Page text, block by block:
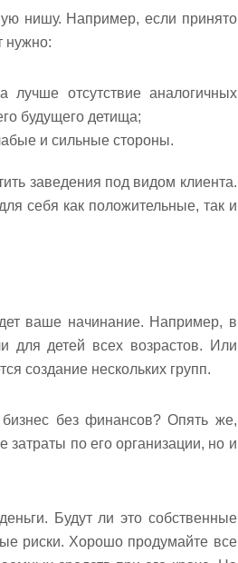
нишу. Например, если принято
нужно:
лучше отсутствие аналогичных
будущего детища;
и сильные стороны.
заведения под видом клиента.
себя как положительные, так и
ваше начинание. Например, в
для детей всех возрастов. Или
создание нескольких групп.
без финансов? Опять же,
затраты по его организации, но и
Будут ли это собственные
риски. Хорошо продумайте все